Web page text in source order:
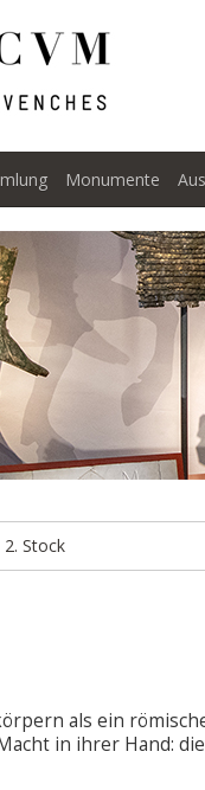
Monumente
2. Stock
als ein
in ihrer Hand: